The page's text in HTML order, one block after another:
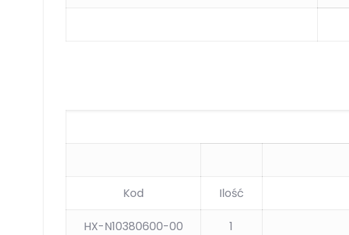
Kod Ilość
HX-N10380600-00 1